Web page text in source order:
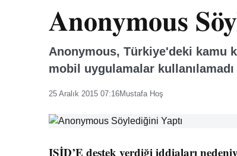
Anonymous
Anonymous, Türkiye'deki kamu
mobil uygulamalar kullanılamadı
25 Aralık 2015 07:16Mustafa Hoş
IŞİD’E destek verdiği iddiaları